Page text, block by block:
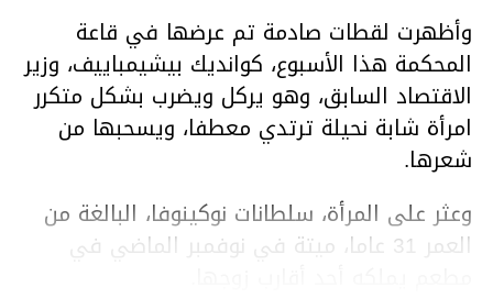
وأظهرت لقطات صادمة تم عرضها في قاعة
المحكمة هذا الأسبوع، كوانديك بيشيمباييف، وزير
الاقتصاد السابق، وهو يركل ويضرب بشكل متكرر
امرأة شابة نحيلة ترتدي معطفا، ويسحبها من
شعرها.
وعثر على المرأة، سلطانات نوكينوفا، البالغة من
العمر 31 عاما، ميتة في نوفمبر الماضي في